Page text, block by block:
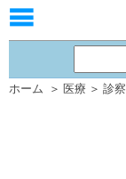
ホーム ＞ 医療 ＞ 診察